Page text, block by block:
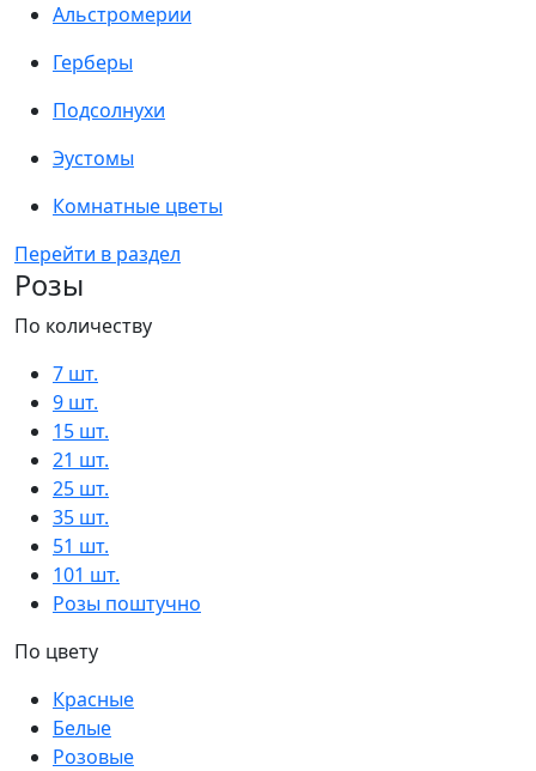
Альстромерии
Герберы
Подсолнухи
Эустомы
Комнатные цветы
Перейти в раздел
Розы
По количеству
7 шт.
9 шт.
15 шт.
21 шт.
25 шт.
35 шт.
51 шт.
101 шт.
Розы поштучно
По цвету
Красные
Белые
Розовые